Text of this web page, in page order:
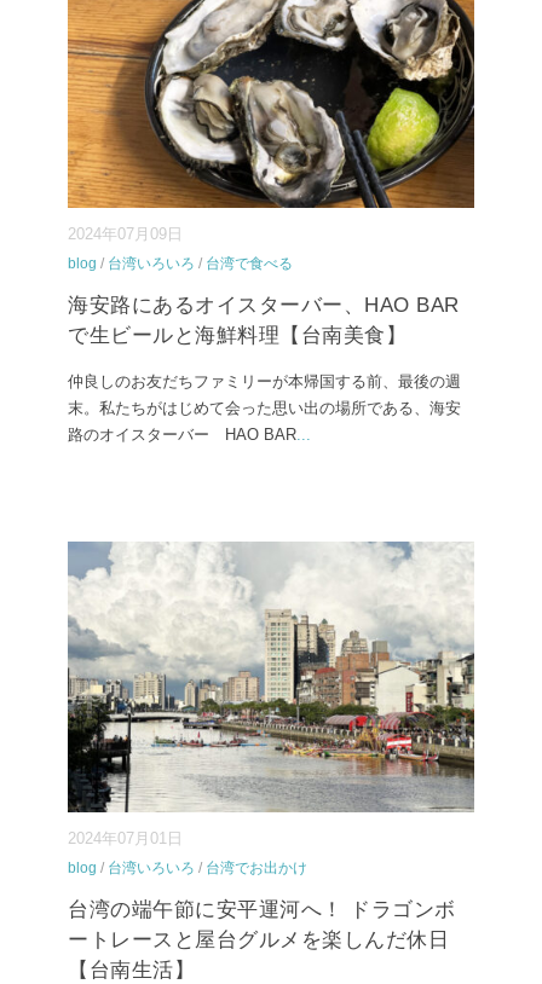
2024年07月09日
blog / 台湾いろいろ / 台湾で食べる
海安路にあるオイスターバー、HAO BAR
で生ビールと海鮮料理【台南美食】
仲良しのお友だちファミリーが本帰国する前、最後の週
末。私たちがはじめて会った思い出の場所である、海安
路のオイスターバー HAO BAR...
2024年07月01日
blog / 台湾いろいろ / 台湾でお出かけ
台湾の端午節に安平運河へ！ ドラゴンボ
ートレースと屋台グルメを楽しんだ休日
【台南生活】